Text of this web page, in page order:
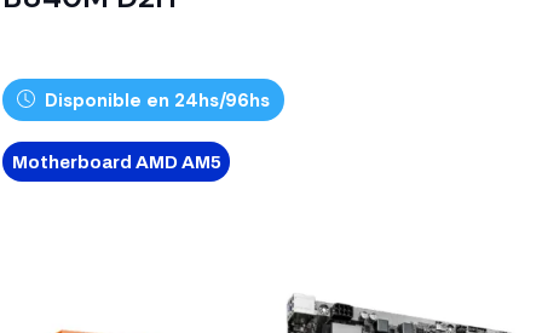
Disponible en 24hs/96hs
Motherboard AMD AM5